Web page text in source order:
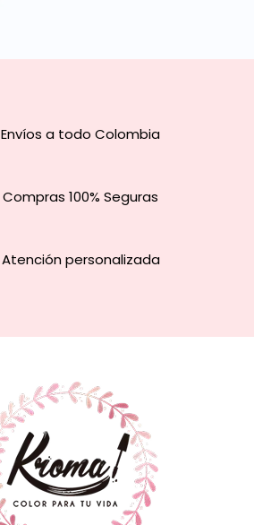
Envíos a todo Colombia
Compras 100% Seguras
Atención personalizada